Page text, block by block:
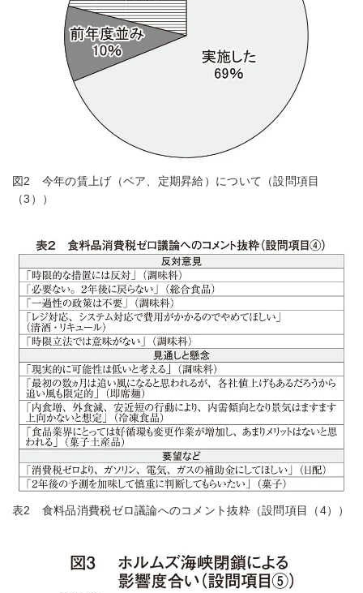
図2 今年の賃上げ（ベア、定期昇給）について（設問項目
（3））
表2 食料品消費税ゼロ議論へのコメント抜粋（設問項目（4））